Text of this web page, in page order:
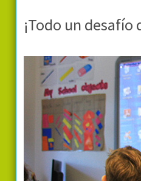
¡Todo un